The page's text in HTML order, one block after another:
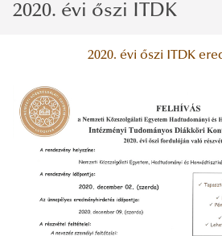
2020. évi őszi ITDK
2020. évi őszi ITDK